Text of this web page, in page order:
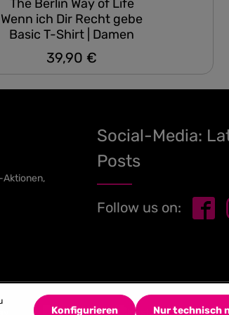
The Berlin Way of Life
Wenn ich Dir Recht gebe
Basic T-Shirt | Damen
Regulärer Preis:
39,90 €
Aktionen,
Social-Media:
Posts
Follow us on:
Nur technisch
Konfigurieren